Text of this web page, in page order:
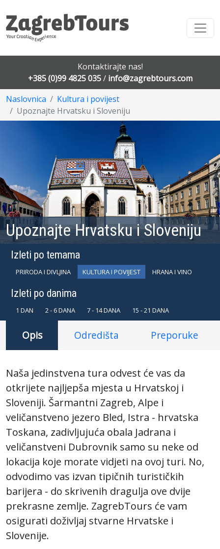
Kontaktirajte nas!
+385 (0)99 4825 035/ info@zagrebtours.com
Naslovnica
Kultura i povijest
Upoznajte Hrvatsku i Sloveniju
Upoznajte Hrvatsku i Sloveniju
Izleti po temama
PRIRODA I DIVLJINA KULTURA I POVIJEST HRANA I VINO
Izleti po danima
1 DAN 2 - 6 DANA 7 - 14 DANA 15 - 21 DANA
Opis Odredišta Preporuke
Naša jedinstvena tura odvest će vas da
otkrijete najljepša mjesta u Hrvatskoj i
Sloveniji. Šarmantni Zagreb, Alpe i
veličanstveno jezero Bled, Istra - hrvatska
Toskana, zadivljujuća obala Jadrana i
veličanstveni Dubrovnik samo su neke od
lokacija koje morate vidjeti na ovoj turi. No,
odvodimo vas izvan tipičnih turističkih
barijera - do skrivenih dragulja ove dvije
prekrasne zemlje. ZagrebTours će vam
osigurati doživljaj stvarne Hrvatske i
Slovenije.